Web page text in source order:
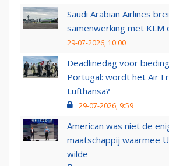
Saudi Arabian Airlines
samenwerking met KLM
29-07-2026, 10:00
Deadlinedag voor
Portugal: wordt het Air
Lufthansa?
29-07-2026, 9:59
American was niet de
maatschappij waarmee
wilde